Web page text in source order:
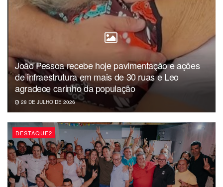
João Pessoa recebe hoje pavimentação e ações
de infraestrutura em mais de 30 ruas e Leo
agradece carinho da população
28 DE JULHO DE 2026
DESTAQUE2